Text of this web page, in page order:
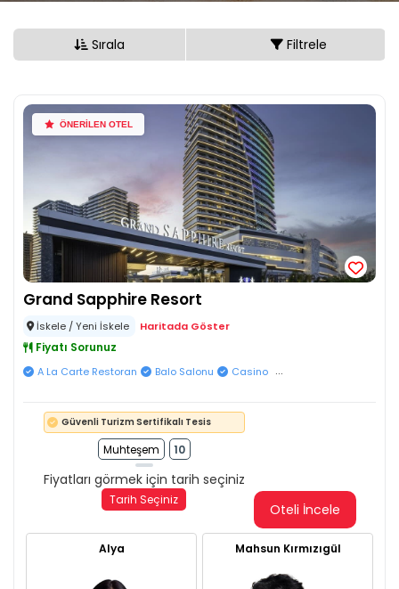
Sırala Filtrele
ÖNERİLEN OTEL
Grand Sapphire Resort
İskele / Yeni İskele Haritada Göster
Fiyatı Sorunuz
A La Carte Restoran Balo Salonu Casino ...
Güvenli Turizm Sertifikalı Tesis
Muhteşem 10
Fiyatları görmek için tarih seçiniz
Tarih Seçiniz
Oteli İncele
Alya Mahsun Kırmızıgül